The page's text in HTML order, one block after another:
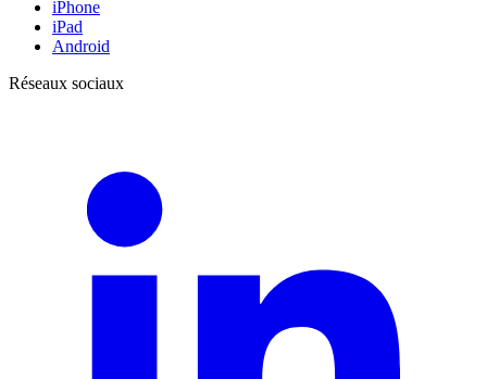
iPhone
iPad
Android
Réseaux sociaux